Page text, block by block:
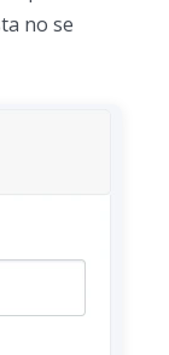
no se